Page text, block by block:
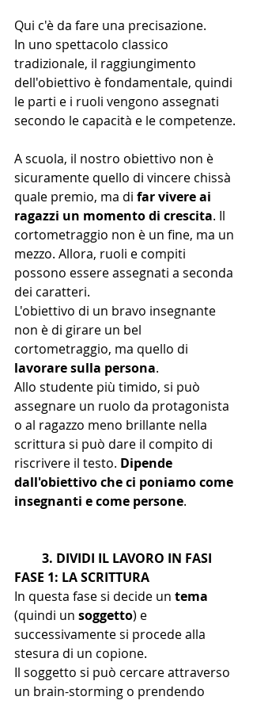
Qui c'è da fare una precisazione.
In uno spettacolo classico
tradizionale, il raggiungimento
dell'obiettivo è fondamentale, quindi
le parti e i ruoli vengono assegnati
secondo le capacità e le competenze.
A scuola, il nostro obiettivo non è
sicuramente quello di vincere chissà
quale premio, ma di far vivere ai
ragazzi un momento di crescita. Il
cortometraggio non è un fine, ma un
mezzo. Allora, ruoli e compiti
possono essere assegnati a seconda
dei caratteri.
L'obiettivo di un bravo insegnante
non è di girare un bel
cortometraggio, ma quello di
lavorare sulla persona.
Allo studente più timido, si può
assegnare un ruolo da protagonista
o al ragazzo meno brillante nella
scrittura si può dare il compito di
riscrivere il testo. Dipende
dall'obiettivo che ci poniamo come
insegnanti e come persone.
3. DIVIDI IL LAVORO IN FASI
FASE 1: LA SCRITTURA
In questa fase si decide un tema
(quindi un soggetto) e
successivamente si procede alla
stesura di un copione.
Il soggetto si può cercare attraverso
un brain-storming o prendendo